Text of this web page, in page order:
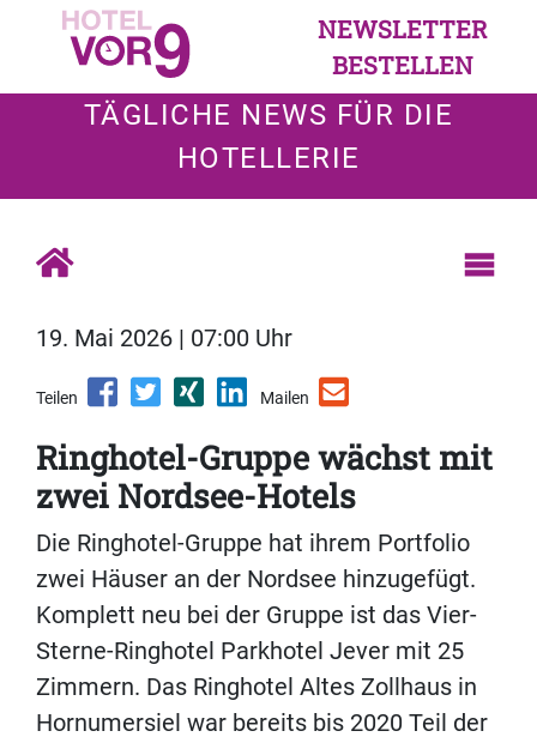
NEWSLETTER
BESTELLEN
TÄGLICHE NEWS FÜR DIE
HOTELLERIE
19. Mai 2026 | 07:00 Uhr
Teilen Mailen
Ringhotel-Gruppe wächst mit
zwei Nordsee-Hotels
Die Ringhotel-Gruppe hat ihrem Portfolio
zwei Häuser an der Nordsee hinzugefügt.
Komplett neu bei der Gruppe ist das Vier-
Sterne-Ringhotel Parkhotel Jever mit 25
Zimmern. Das Ringhotel Altes Zollhaus in
Hornumersiel war bereits bis 2020 Teil der